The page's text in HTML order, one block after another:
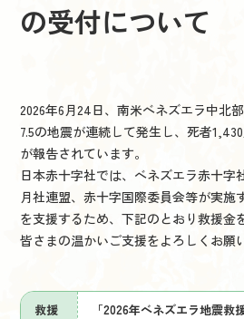
の受付について
2026年6月24日、南米ベネズエラ中北
7.5の地震が連続して発生し、死者
が報告されています。
日本赤十字社では、ベネズエラ赤十字
月社連盟、赤十字国際委員会等が実施
を支援するため、下記のとおり救援金
皆さまの温かいご支援をよろしくお願
救援
「2026年ベネズエラ地震救